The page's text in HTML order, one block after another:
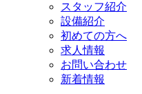
スタッフ紹介
設備紹介
初めての方へ
求人情報
お問い合わせ
新着情報